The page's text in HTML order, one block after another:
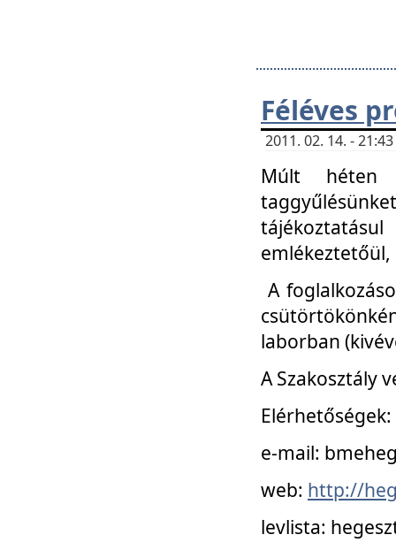
Féléves
2011. 02. 14. -
Múlt héten
emlékeztetőül,
A
laborban
A Szakosztály
Elérhetőségek:
e-mail:
web: http://
levlista: